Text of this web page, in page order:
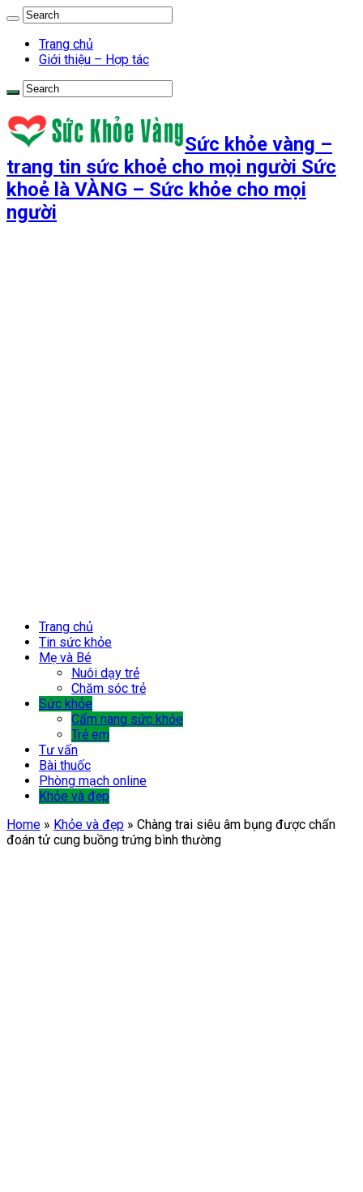
Trang chủ
Giới thiệu – Hợp tác
Sức khỏe vàng –
trang tin sức khoẻ cho mọi người Sức
khoẻ là VÀNG – Sức khỏe cho mọi
người
Trang chủ
Tin sức khỏe
Mẹ và Bé
Nuôi dạy trẻ
Chăm sóc trẻ
Sức khỏe
Cẩm nang sức khỏe
Trẻ em
Tư vấn
Bài thuốc
Phòng mạch online
Khỏe và đẹp
Home » Khỏe và đẹp » Chàng trai siêu âm bụng được chẩn
đoán tử cung buồng trứng bình thường